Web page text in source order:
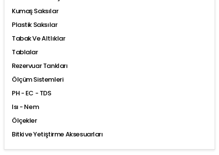
Kumaş Saksılar
Plastik Saksılar
Tabak Ve Altlıklar
Tablalar
Rezervuar Tankları
Ölçüm Sistemleri
PH - EC - TDS
Isı - Nem
Ölçekler
Bitki ve Yetiştirme Aksesuarları